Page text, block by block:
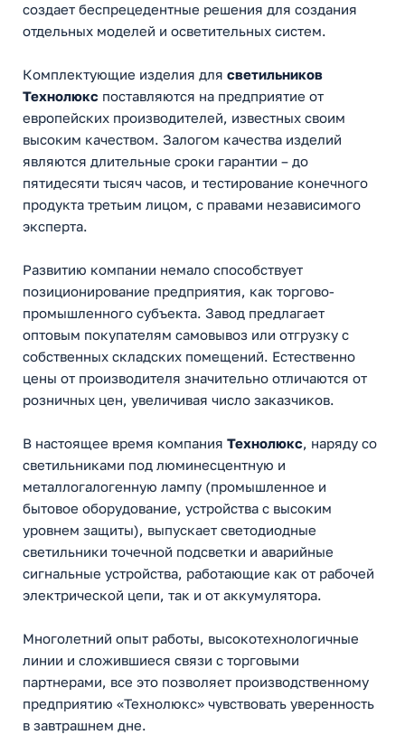
создает беспрецедентные решения для создания
отдельных моделей и осветительных систем.
Комплектующие изделия для светильников
Технолюкс поставляются на предприятие от
европейских производителей, известных своим
высоким качеством. Залогом качества изделий
являются длительные сроки гарантии – до
пятидесяти тысяч часов, и тестирование конечного
продукта третьим лицом, с правами независимого
эксперта.
Развитию компании немало способствует
позиционирование предприятия, как торгово-
промышленного субъекта. Завод предлагает
оптовым покупателям самовывоз или отгрузку с
собственных складских помещений. Естественно
цены от производителя значительно отличаются от
розничных цен, увеличивая число заказчиков.
В настоящее время компания Технолюкс, наряду со
светильниками под люминесцентную и
металлогалогенную лампу (промышленное и
бытовое оборудование, устройства с высоким
уровнем защиты), выпускает светодиодные
светильники точечной подсветки и аварийные
сигнальные устройства, работающие как от рабочей
электрической цепи, так и от аккумулятора.
Многолетний опыт работы, высокотехнологичные
линии и сложившиеся связи с торговыми
партнерами, все это позволяет производственному
предприятию «Технолюкс» чувствовать уверенность
в завтрашнем дне.